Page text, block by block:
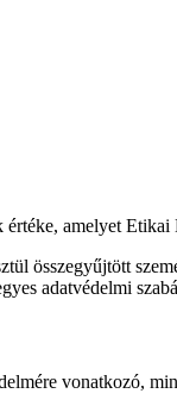
amelyet
összegyűjtött
adatvédelmi
vonatkozó,